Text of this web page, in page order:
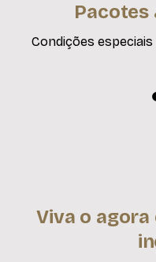
Pacotes
Condições
Viva o